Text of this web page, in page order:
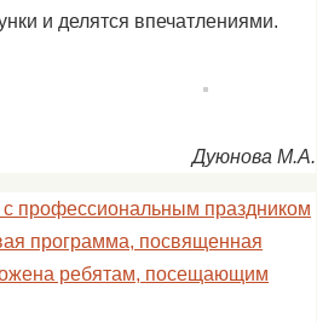
и делятся впечатлениями.
Дуюнова М.А.
с профессиональным праздником
программа, посвященная
ребятам, посещающим